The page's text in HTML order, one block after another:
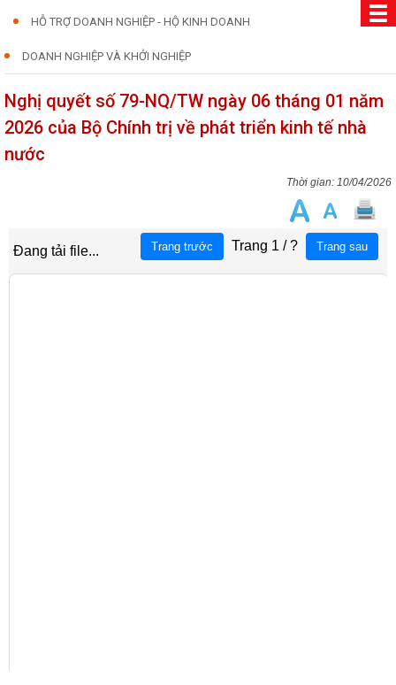
HỖ TRỢ DOANH NGHIỆP - HỘ KINH DOANH
DOANH NGHIỆP VÀ KHỞI NGHIỆP
Nghị quyết số 79-NQ/TW ngày 06 tháng 01 năm
2026 của Bộ Chính trị về phát triển kinh tế nhà
nước
10/04/2026